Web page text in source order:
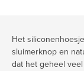
Het
sluimerknop en
dat het geheel